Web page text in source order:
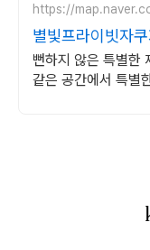
https://
별빛프라이빗자
보다 더좋아요.
뻔하지 않은 특별한
같은 공간에서 특별